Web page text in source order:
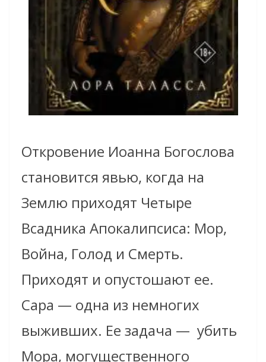
Откровение Иоанна Богослова
становится явью, когда на
Землю приходят Четыре
Всадника Апокалипсиса: Мор,
Война, Голод и Смерть.
Приходят и опустошают ее.
Сара — одна из немногих
выживших. Ее задача — убить
Мора, могущественного